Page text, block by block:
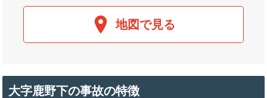
地図で見る
大字鹿野下の事故の特徴